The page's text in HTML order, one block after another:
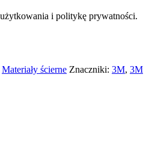
i politykę prywatności.
Materiały ścierne Znaczniki: 3M, 3M